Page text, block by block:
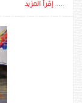
..... إقرأ المزيد